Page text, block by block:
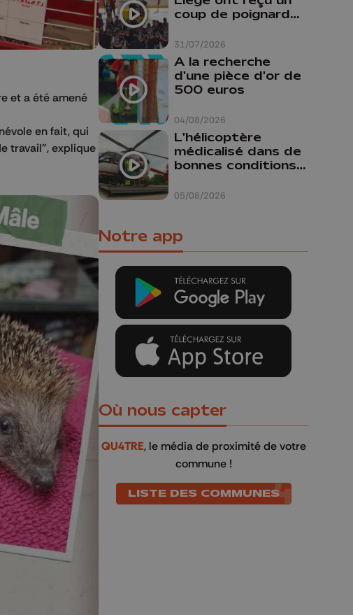
et a été amené
en fait, qui
travail", explique
31/07/2026
coup de poignard
04/08/2026
A la recherche
d'une pièce d'or de
500 euros
05/08/2026
L'hélicoptère
médicalisé dans de
bonnes conditions à
Notre app
Où nous capter
QU4TRE, le média de proximité de votre
commune !
LISTE DES COMMUNES